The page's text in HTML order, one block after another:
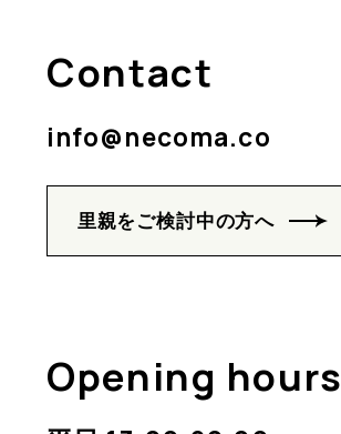
Contact
info@necoma.co
里親をご検討中の方へ
Opening hours